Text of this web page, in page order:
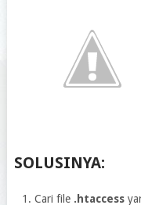
SOLUSINYA:
Cari file .htaccess